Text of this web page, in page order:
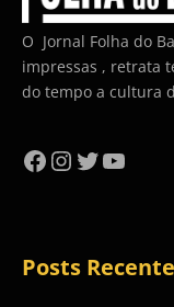
O Jornal Folha do
impressas , retrata
do tempo a cultura
Facebook
Instagram
Twitter
Posts